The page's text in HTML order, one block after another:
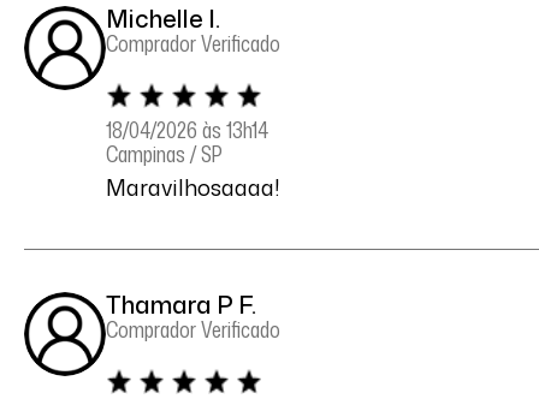
Michelle I.
Comprador Verificado
18/04/2026 às 13h14
Campinas / SP
Maravilhosaaaa!
Thamara P F.
Comprador Verificado